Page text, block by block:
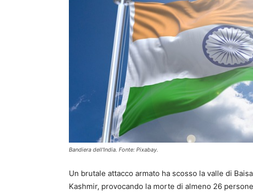
Bandiera dell'India. Fonte: Pixabay.
Un brutale attacco armato ha scosso la valle di
Kashmir, provocando la morte di almeno 26